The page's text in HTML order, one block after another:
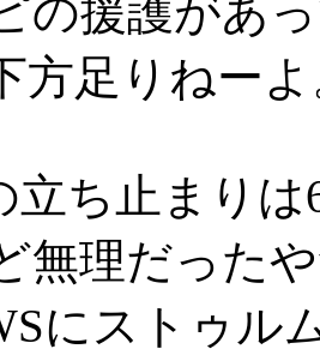
の援護があ
方足りねー
立ち止まり
無理だった
にストゥル